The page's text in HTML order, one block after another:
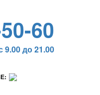
60
9.00 до 21.00